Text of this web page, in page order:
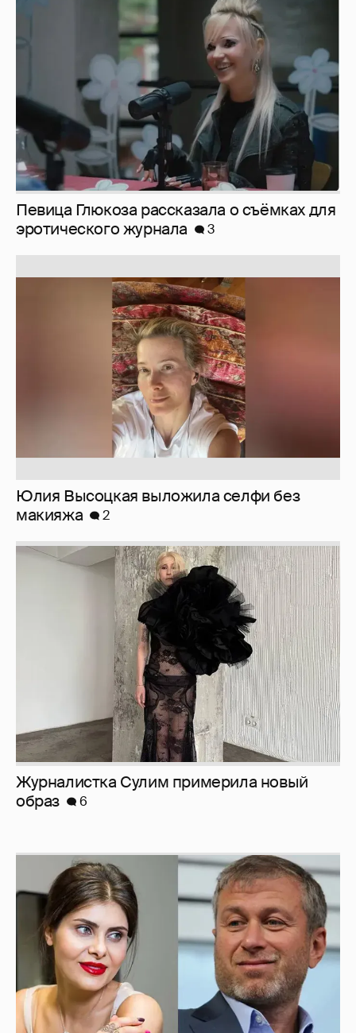
Певица Глюкоза рассказала о съёмках для
эротического журнала
3
Юлия Высоцкая выложила селфи без
макияжа
2
Журналистка Сулим примерила новый
образ
6